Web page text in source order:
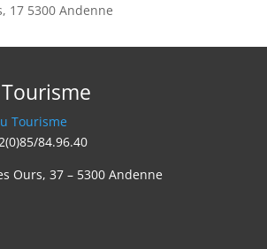
17 5300 Andenne
Tourisme
84.96.40
Ours, 37 – 5300 Andenne